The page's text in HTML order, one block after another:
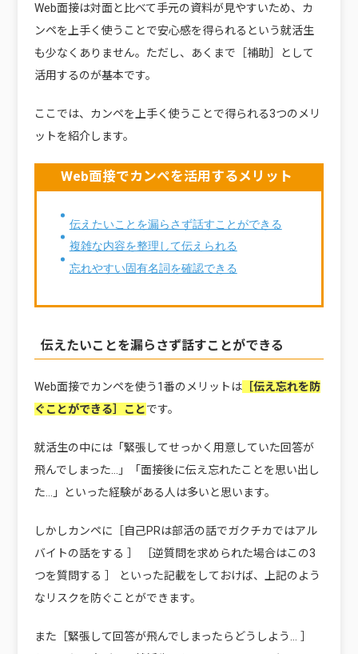
Web面接は対面と比べて手元の資料が見やすいため、カ
ンペを上手く使うことで安心感を得られるという就活生
も少なくありません。ただし、あくまで［補助］として
活用するのが基本です。
ここでは、カンペを上手く使うことで得られる3つのメリ
ットを紹介します。
Web面接でカンペを活用するメリット
伝えたいことを漏らさず話すことができる
複雑な内容を整理して伝えられる
忘れやすい固有名詞を確認できる
伝えたいことを漏らさず話すことができる
Web面接でカンペを使う1番のメリットは［伝え忘れを防
ぐことができる］ことです。
就活生の中には「緊張してせっかく用意していた回答が
飛んでしまった…」「面接後に伝え忘れたことを思い出し
た…」といった経験がある人は多いと思います。
しかしカンペに［自己PRは部活の話でガクチカではアル
バイトの話をする ］ ［逆質問を求められた場合はこの3
つを質問する ］ といった記載をしておけば、上記のよう
なリスクを防ぐことができます。
また［緊張して回答が飛んでしまったらどうしよう… ］